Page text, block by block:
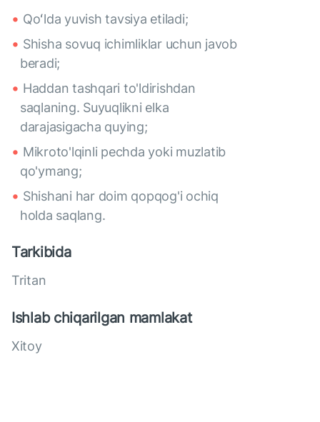
Qoʻlda yuvish tavsiya etiladi;
Shisha sovuq ichimliklar uchun javob
beradi;
Haddan tashqari to'ldirishdan
saqlaning. Suyuqlikni elka
darajasigacha quying;
Mikroto'lqinli pechda yoki muzlatib
qo'ymang;
Shishani har doim qopqog'i ochiq
holda saqlang.
Tarkibida
Tritan
Ishlab chiqarilgan mamlakat
Xitoy